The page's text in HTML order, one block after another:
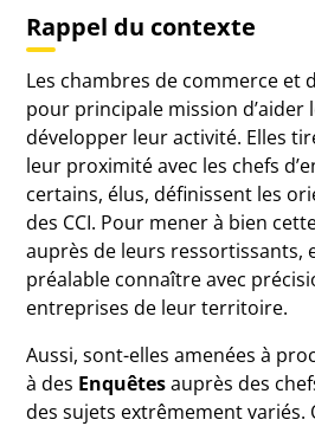
Rappel du contexte
Les chambres de commerce et
pour principale mission d’aider
développer leur activité. Elles
leur proximité avec les chefs
certains, élus, définissent les
des CCI. Pour mener à bien
auprès de leurs ressortissants,
préalable connaître avec
entreprises de leur territoire.
Aussi, sont-elles amenées à
à des Enquêtesauprès des
des sujets extrêmement variés.